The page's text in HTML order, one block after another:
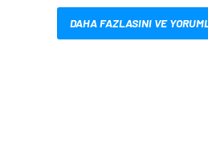
DAHA FAZLASINI VE